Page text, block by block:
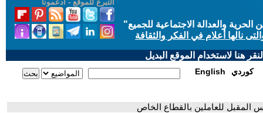
التبرع للموقع - ادعمونا
والعدالة الاجتماعية للجميع"
نالها أعلام في الفكر والثقافة
هنا لاستخدام الموقع البديل
English كوردي
المقبل للعاملين بالقطاع الخاص